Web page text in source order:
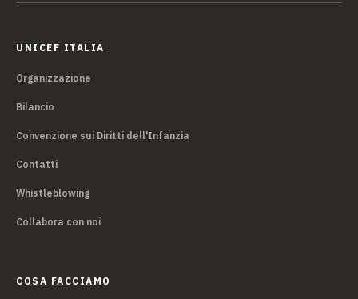
UNICEF ITALIA
Organizzazione
Bilancio
Convenzione sui Diritti dell'Infanzia
Contatti
Whistleblowing
Collabora con noi
COSA FACCIAMO